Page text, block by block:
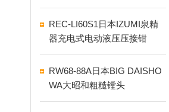
REC-LI60S1日本IZUMI泉精
器充电式电动液压压接钳
RW68-88A日本BIG DAISHO
WA大昭和粗糙镗头